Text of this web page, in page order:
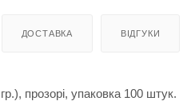
ДОСТАВКА ВІДГУКИ
прозорі, упаковка 100 штук.